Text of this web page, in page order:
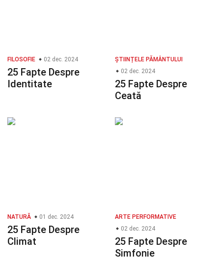
FILOSOFIE 02 dec. 2024
25 Fapte Despre
Identitate
ȘTIINȚELE PĂMÂNTULUI
02 dec. 2024
25 Fapte Despre
Ceată
NATURĂ 01 dec. 2024
25 Fapte Despre
Climat
ARTE PERFORMATIVE
02 dec. 2024
25 Fapte Despre
Simfonie